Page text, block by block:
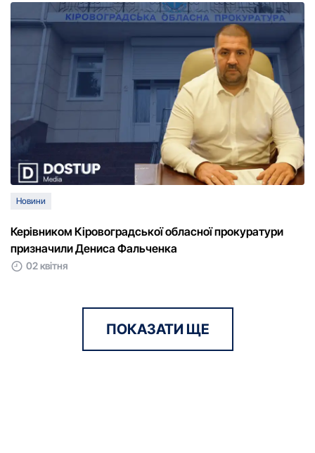
Новини
Керівником Кіровоградської обласної прокуратури
призначили Дениса Фальченка
02 квітня
ПОКАЗАТИ ЩЕ